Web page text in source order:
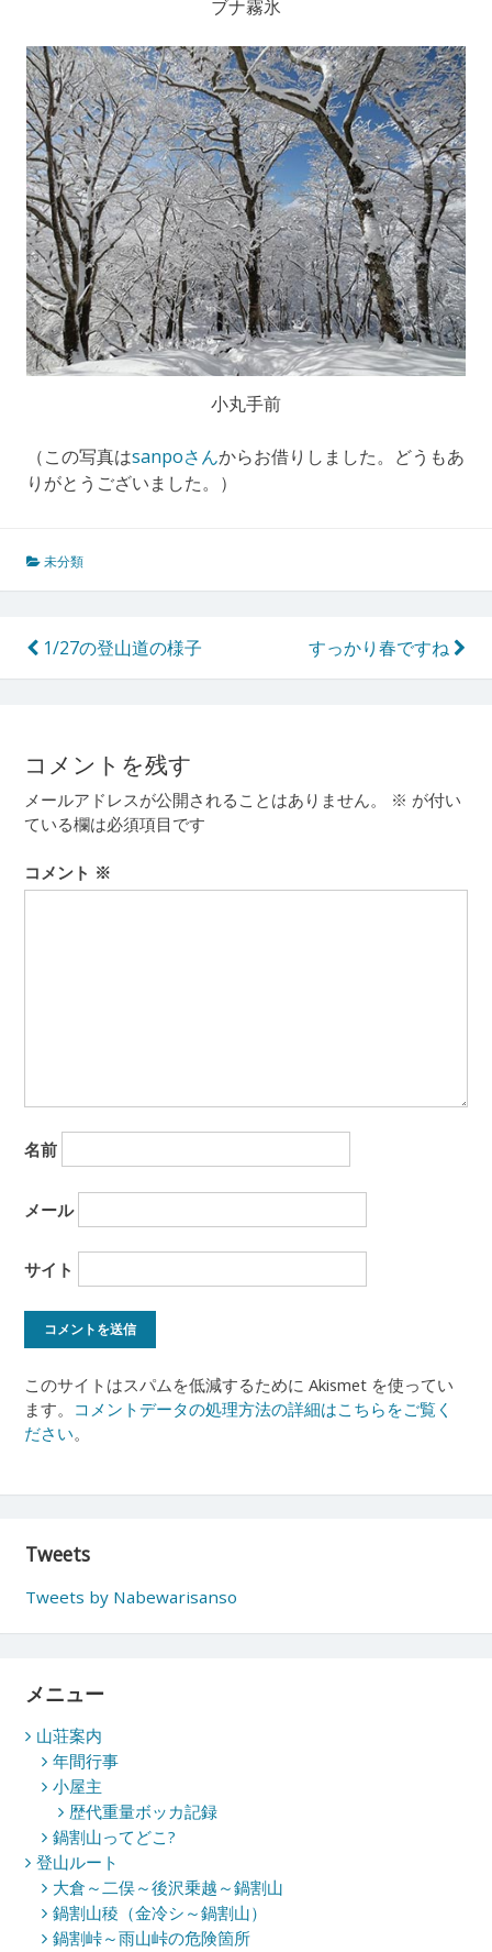
ブナ霧氷
小丸手前
（この写真はsanpoさんからお借りしました。どうもあ
りがとうございました。）
未分類
投
稿
ビ
ゲ
ー
シ
ョ
1/27の登山道の様子 すっかり春ですね
コメントを残す
メールアドレスが公開されることはありません。 ※ が付い
ている欄は必須項目です
コメント ※
名前
メール
サイト
このサイトはスパムを低減するために Akismet を使ってい
ます。 コメントデータの処理方法の詳細はこちらをご覧く
ださい。
Tweets
Tweets by Nabewarisanso
メニュー
山荘案内
年間行事
小屋主
歴代重量ボッカ記録
鍋割山ってどこ?
登山ルート
大倉～二俣～後沢乗越～鍋割山
鍋割山稜（金冷シ～鍋割山）
鍋割峠～雨山峠の危険箇所